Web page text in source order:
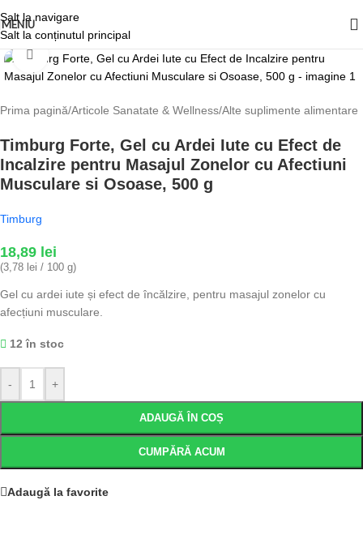
Salt la navigare
Salt la conținutul principal
MENIU
Fă clic pentru a mări
Prima pagină/Articole Sanatate & Wellness/Alte suplimente alimentare
Timburg Forte, Gel cu Ardei Iute cu Efect de
Incalzire pentru Masajul Zonelor cu Afectiuni
Musculare si Osoase, 500 g
Timburg
18,89 lei
(3,78 lei / 100 g)
Gel cu ardei iute și efect de încălzire, pentru masajul zonelor cu
afecțiuni musculare.
12 în stoc
- +
ADAUGĂ ÎN COȘ
CUMPĂRĂ ACUM
Adaugă la favorite